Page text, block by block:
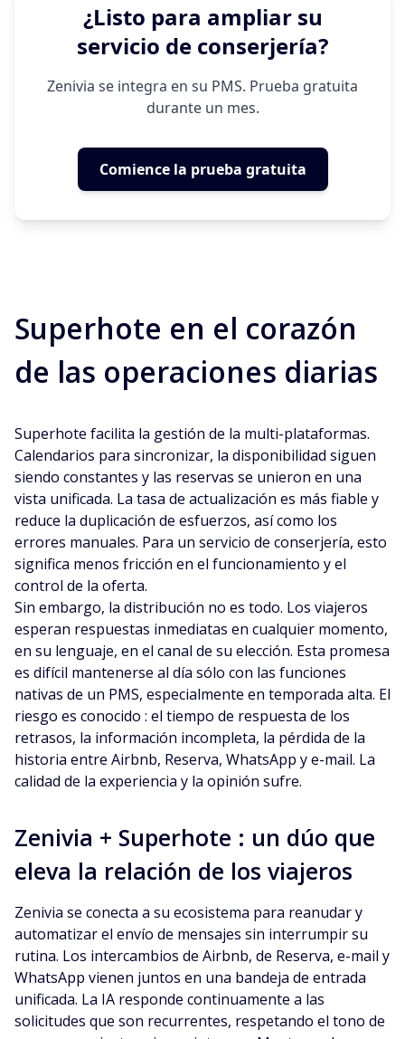
¿Listo para ampliar su
servicio de conserjería?
Zenivia se integra en su PMS. Prueba gratuita
durante un mes.
Comience la prueba gratuita
Superhote en el corazón
de las operaciones diarias
Superhote facilita la gestión de la multi-plataformas.
Calendarios para sincronizar, la disponibilidad siguen
siendo constantes y las reservas se unieron en una
vista unificada. La tasa de actualización es más fiable y
reduce la duplicación de esfuerzos, así como los
errores manuales. Para un servicio de conserjería, esto
significa menos fricción en el funcionamiento y el
control de la oferta.
Sin embargo, la distribución no es todo. Los viajeros
esperan respuestas inmediatas en cualquier momento,
en su lenguaje, en el canal de su elección. Esta promesa
es difícil mantenerse al día sólo con las funciones
nativas de un PMS, especialmente en temporada alta. El
riesgo es conocido : el tiempo de respuesta de los
retrasos, la información incompleta, la pérdida de la
historia entre Airbnb, Reserva, WhatsApp y e-mail. La
calidad de la experiencia y la opinión sufre.
Zenivia + Superhote : un dúo que
eleva la relación de los viajeros
Zenivia se conecta a su ecosistema para reanudar y
automatizar el envío de mensajes sin interrumpir su
rutina. Los intercambios de Airbnb, de Reserva, e-mail y
WhatsApp vienen juntos en una bandeja de entrada
unificada. La IA responde continuamente a las
solicitudes que son recurrentes, respetando el tono de